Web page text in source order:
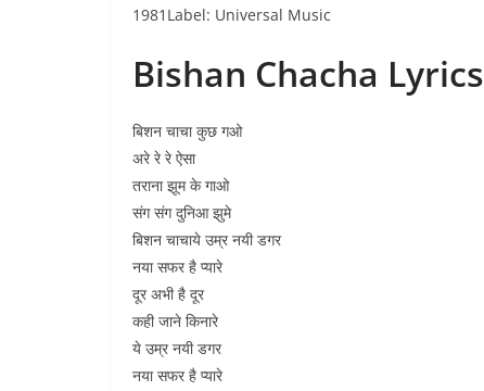
1981Label: Universal Music
Bishan Chacha Lyrics
बिशन चाचा कुछ गओ
अरे रे रे ऐसा
तराना झूम के गाओ
संग संग दुनिआ झुमे
बिशन चाचाये उम्र नयी डगर
नया सफर है प्यारे
दूर अभी है दूर
कही जाने किनारे
ये उम्र नयी डगर
नया सफर है प्यारे